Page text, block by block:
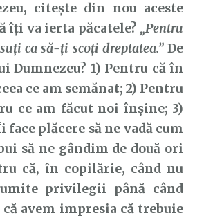
citește din nou aceste
îți va ierta păcatele? „Pentru
ca să-ți scoți dreptatea.”De
Dumnezeu? 1) Pentru că în
ce am semănat; 2) Pentru
ce am făcut noi înșine; 3)
plăcere să ne vadă cum
să ne gândim de două ori
că, în copilărie, când nu
privilegii până când
avem impresia că trebuie